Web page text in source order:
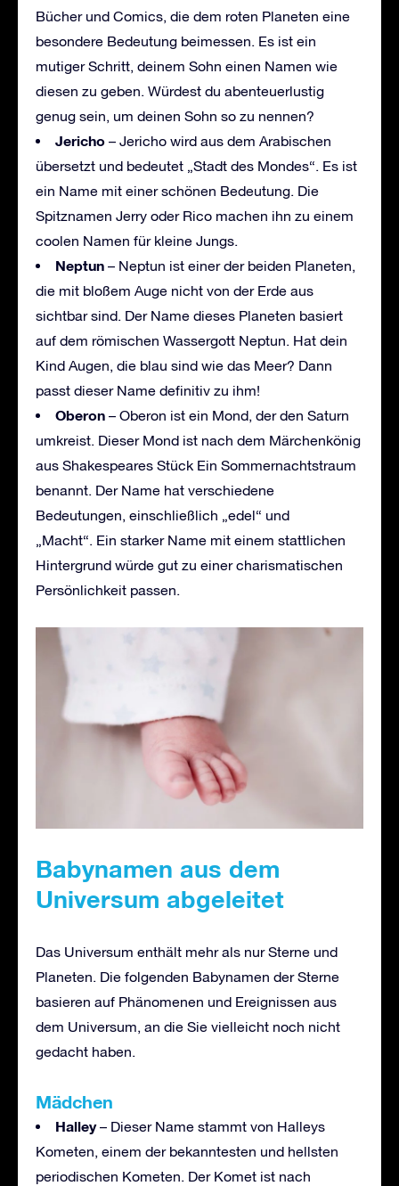
Bücher und Comics, die dem roten Planeten eine
besondere Bedeutung beimessen. Es ist ein
mutiger Schritt, deinem Sohn einen Namen wie
diesen zu geben. Würdest du abenteuerlustig
genug sein, um deinen Sohn so zu nennen?
Jericho – Jericho wird aus dem Arabischen
übersetzt und bedeutet „Stadt des Mondes“. Es ist
ein Name mit einer schönen Bedeutung. Die
Spitznamen Jerry oder Rico machen ihn zu einem
coolen Namen für kleine Jungs.
Neptun – Neptun ist einer der beiden Planeten,
die mit bloßem Auge nicht von der Erde aus
sichtbar sind. Der Name dieses Planeten basiert
auf dem römischen Wassergott Neptun. Hat dein
Kind Augen, die blau sind wie das Meer? Dann
passt dieser Name definitiv zu ihm!
Oberon – Oberon ist ein Mond, der den Saturn
umkreist. Dieser Mond ist nach dem Märchenkönig
aus Shakespeares Stück Ein Sommernachtstraum
benannt. Der Name hat verschiedene
Bedeutungen, einschließlich „edel“ und
„Macht“. Ein starker Name mit einem stattlichen
Hintergrund würde gut zu einer charismatischen
Persönlichkeit passen.
Babynamen aus dem
Universum abgeleitet
Das Universum enthält mehr als nur Sterne und
Planeten. Die folgenden Babynamen der Sterne
basieren auf Phänomenen und Ereignissen aus
dem Universum, an die Sie vielleicht noch nicht
gedacht haben.
Mädchen
Halley– Dieser Name stammt von Halleys
Kometen, einem der bekanntesten und hellsten
periodischen Kometen. Der Komet ist nach